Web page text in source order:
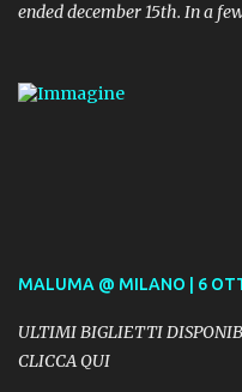
ended december 15th. In a
MALUMA @ MILANO | 6
ULTIMI BIGLIETTI
CLICCA QUI